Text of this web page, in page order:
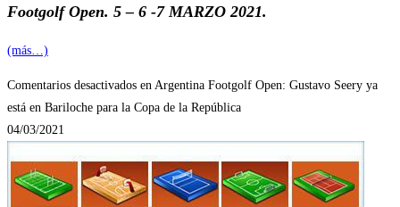
Footgolf Open. 5 – 6 -7 MARZO 2021.
(más…)
Comentarios desactivados en Argentina Footgolf Open: Gustavo Seery ya
está en Bariloche para la Copa de la República
04/03/2021